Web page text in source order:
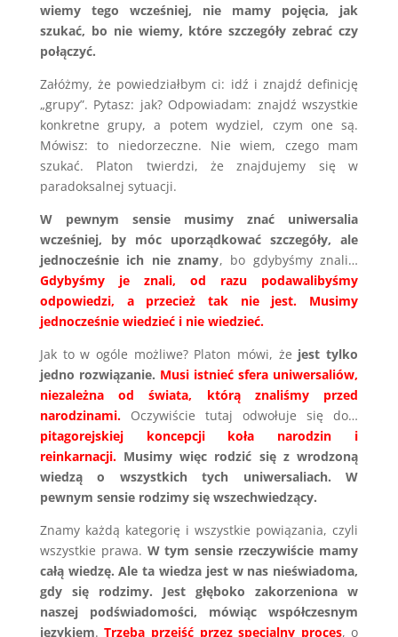
wiemy tego wcześniej, nie mamy pojęcia, jak
szukać, bo nie wiemy, które szczegóły zebrać czy
połączyć.
Załóżmy, że powiedziałbym ci: idź i znajdź definicję
„grupy”. Pytasz: jak? Odpowiadam: znajdź wszystkie
konkretne grupy, a potem wydziel, czym one są.
Mówisz: to niedorzeczne. Nie wiem, czego mam
szukać. Platon twierdzi, że znajdujemy się w
paradoksalnej sytuacji.
W pewnym sensie musimy znać uniwersalia
wcześniej, by móc uporządkować szczegóły, ale
jednocześnie ich nie znamy, bo gdybyśmy znali…
Gdybyśmy je znali, od razu podawalibyśmy
odpowiedzi, a przecież tak nie jest. Musimy
jednocześnie wiedzieć i nie wiedzieć.
Jak to w ogóle możliwe? Platon mówi, że jest tylko
jedno rozwiązanie. Musi istnieć sfera uniwersaliów,
niezależna od świata, którą znaliśmy przed
narodzinami. Oczywiście tutaj odwołuje się do…
pitagorejskiej koncepcji koła narodzin i
reinkarnacji.Musimy więc rodzić się z wrodzoną
wiedzą o wszystkich tych uniwersaliach. W
pewnym sensie rodzimy się wszechwiedzący.
Znamy każdą kategorię i wszystkie powiązania, czyli
wszystkie prawa. W tym sensie rzeczywiście mamy
całą wiedzę. Ale ta wiedza jest w nas nieświadoma,
gdy się rodzimy.
Jest głęboko zakorzeniona w
naszej podświadomości, mówiąc współczesnym
językiem.Trzeba przejść przez specjalny proces, o